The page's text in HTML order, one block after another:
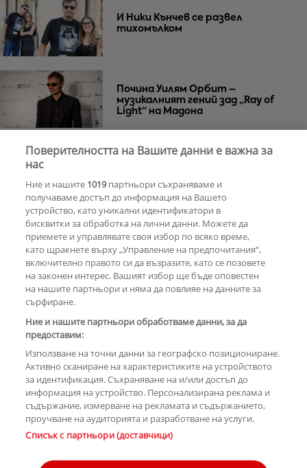
И Ники Кънчев се развел
тихомълком
Почина Уилям Орбит –
музикалният гений зад „Ray of
Light“ на Мадона
еволюция
РЕКЛАМА
КОМЕНТАРИ
Copyright © 2007-2026 Hotnews.bg. Всички права запазени.
Поверителността на Вашите данни е важна за
нас
Ние и нашите 1019партньори съхраняваме и
получаваме достъп до информация на Вашето
устройство, като уникални идентификатори в
бисквитки за обработка на лични данни. Можете да
приемете и управлявате своя избор по всяко време,
като щракнете върху „Управление на предпочитания“,
включително правото си да възразите, като се позовете
на законен интерес. Вашият избор ще бъде оповестен
на нашите партньори и няма да повлияе на данните за
сърфиране.
Ние и нашите партньори обработваме данни, за да
предоставим:
Използване на точни данни за географско позициониране.
Активно сканиране на характеристиките на устройството
за идентификация. Съхраняване на и/или достъп до
информация на устройство. Персонализирана реклама и
съдържание, измерване на рекламата и съдържанието,
проучване на аудиторията и разработване на услуги.
Списък с партньори (доставчици)